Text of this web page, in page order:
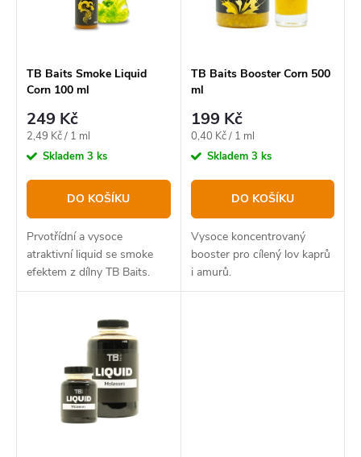
o
d
u
k
t
ů
r
o
d
u
k
t
ů
TB Baits Smoke Liquid
Corn 100 ml
249 Kč
Měrná
cena:
2,49 Kč / 1 ml
Skladem 3 ks
DO KOŠÍKU
Prvotřídní a vysoce
atraktivní liquid se smoke
efektem z dílny TB Baits.
TB Baits Booster Corn 500
ml
199 Kč
Měrná
cena:
0,40 Kč / 1 ml
Skladem 3 ks
DO KOŠÍKU
Vysoce koncentrovaný
booster pro cílený lov kaprů
i amurů.